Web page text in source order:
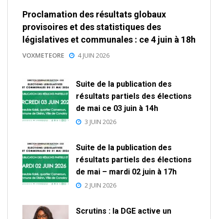
Proclamation des résultats globaux
provisoires et des statistiques des
législatives et communales : ce 4 juin à 18h
VOXMETEORE 4 JUIN 2026
Suite de la publication des
résultats partiels des élections
de mai ce 03 juin à 14h
3 JUIN 2026
Suite de la publication des
résultats partiels des élections
de mai – mardi 02 juin à 17h
2 JUIN 2026
Scrutins : la DGE active un